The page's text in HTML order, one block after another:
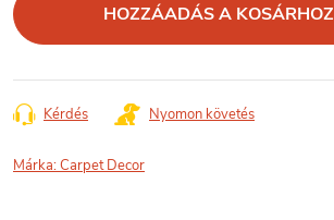
HOZZÁADÁS A KOSÁRHOZ
Kérdés Nyomon követés
Márka:Carpet Decor